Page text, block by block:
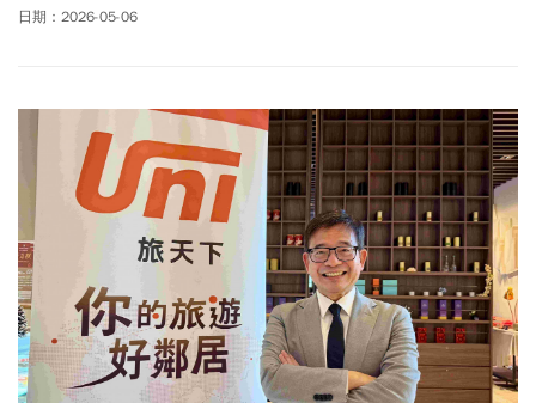
長達145公里的海岸線上，這些碎片，正構成一場長期且複雜的治理
日期：2026-05-06